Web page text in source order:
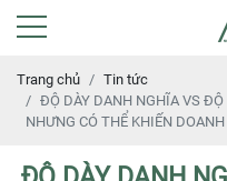
Trang chủ
Tin tức
ĐỘ DÀY DANH NGHĨA VS
NHƯNG CÓ THỂ KHIẾN